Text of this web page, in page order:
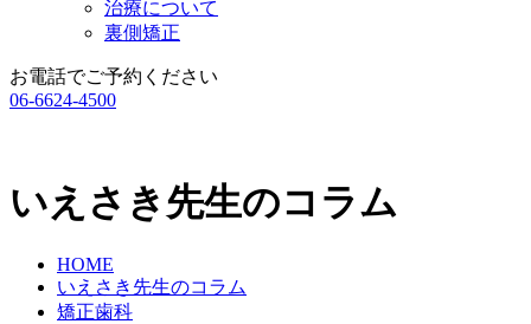
治療について
裏側矯正
お電話でご予約ください
06-6624-4500
いえさき先生のコラム
HOME
いえさき先生のコラム
矯正歯科